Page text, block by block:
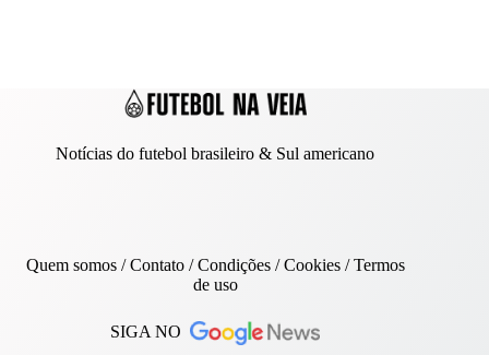
Notícias do futebol brasileiro & Sul americano
Quem somos/Contato/ Condições /Cookies/Termos
de uso
SIGA NO